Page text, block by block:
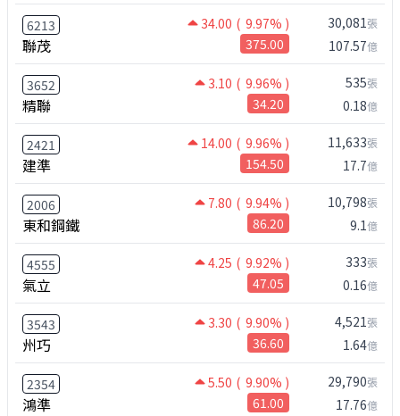
6213 34.00 ( 9.97% )
聯茂 375.00
30,081張
107.57億
3652 3.10 ( 9.96% )
精聯 34.20
535張
0.18億
2421 14.00 ( 9.96% )
建準 154.50
11,633張
17.7億
2006 7.80 ( 9.94% )
東和鋼鐵 86.20
10,798張
9.1億
4555 4.25 ( 9.92% )
氣立 47.05
333張
0.16億
3543 3.30 ( 9.90% )
州巧 36.60
4,521張
1.64億
2354 5.50 ( 9.90% )
鴻準 61.00
29,790張
17.76億